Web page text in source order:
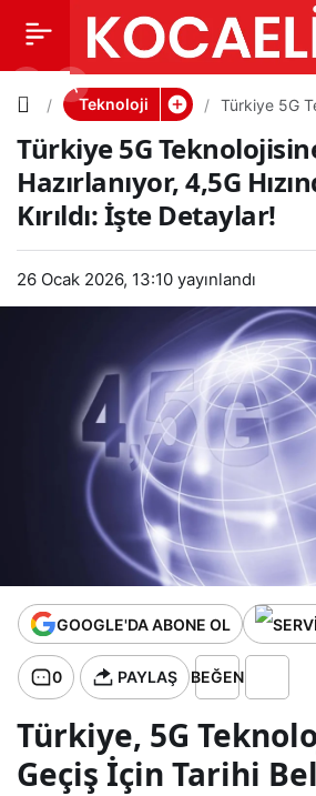
Teknoloji
Türkiye 5G
Rekor
Türkiye 5G
Hazırlanıyor, 4,5G
Kırıldı: İşte Detaylar!
26 Ocak 2026, 13:10 yayınlandı
GOOGLE'DA ABONE OL
0 PAYLAŞ BEĞEN
Türkiye, 5G
Geçiş İçin Tarihi
Türkiye
Teknoloji
sine
Geçiş İçin
or, 4,5G
Hızında
Rekor
İşte
Detaylar!